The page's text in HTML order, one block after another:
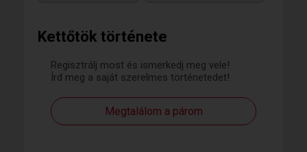
Kettőtök története
Regisztrálj most és ismerkedj meg vele!
Írd meg a saját szerelmes történetedet!
Megtalálom a párom